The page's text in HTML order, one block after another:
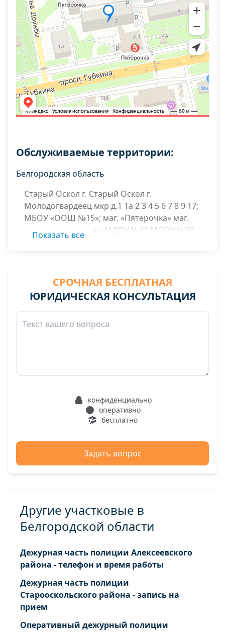
Обслуживаемые территории:
Белгородская область
Старый Оскол г. Старый Оскол г.
Молодогвардеец мкр д.1 1а 2 3 4 5 6 7 8 9 17;
МБОУ «ООШ №15»; маг. «Пятерочка» маг.
«Стройматериалы»; МДОУ №21 МДОУ №30
Показать все
СРОЧНАЯ БЕСПЛАТНАЯ
ЮРИДИЧЕСКАЯ КОНСУЛЬТАЦИЯ
конфиденциально
оперативно
бесплатно
Задать вопрос
Другие участковые в
Белгородской области
Дежурная часть полиции Алексеевского
района - телефон и время работы
Дежурная часть полиции
Старооскольского района - запись на
прием
Оперативный дежурный полиции